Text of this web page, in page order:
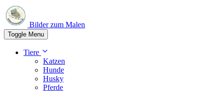
Bilder zum Malen
Toggle Menu
Tiere
Katzen
Hunde
Husky
Pferde